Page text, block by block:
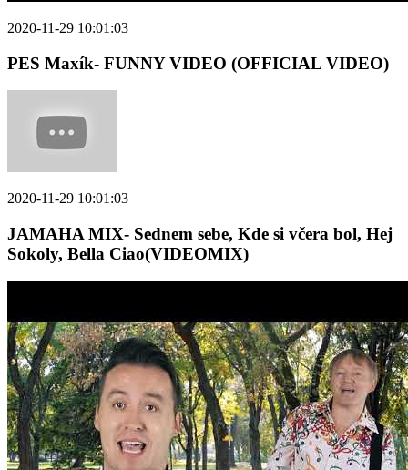
2020-11-29 10:01:03
PES Maxík- FUNNY VIDEO (OFFICIAL VIDEO)
2020-11-29 10:01:03
JAMAHA MIX- Sednem sebe, Kde si včera bol, Hej
Sokoly, Bella Ciao(VIDEOMIX)